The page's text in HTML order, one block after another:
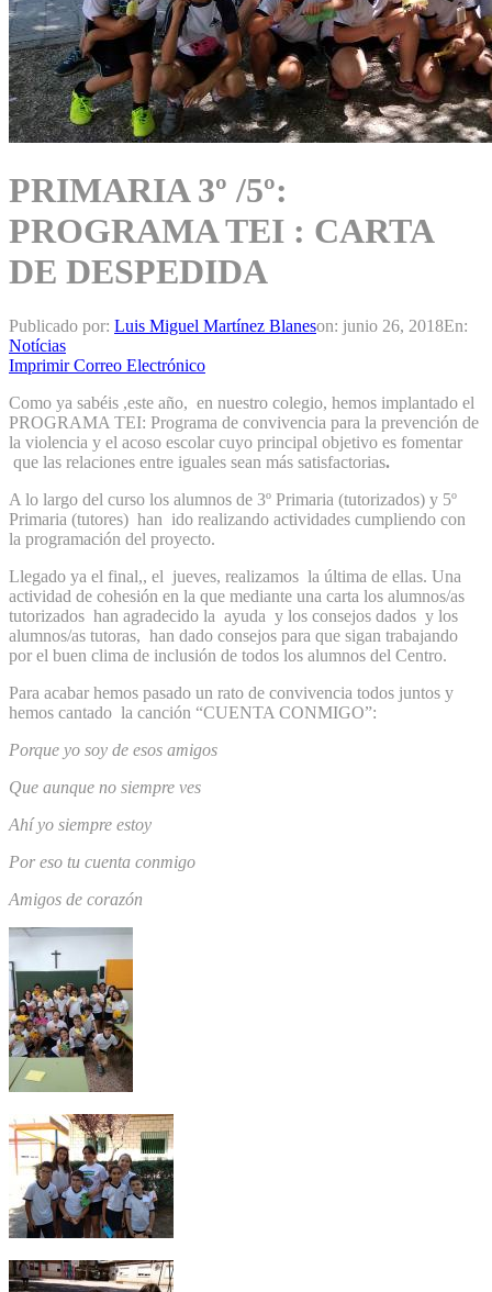
PRIMARIA 3º /5º:
PROGRAMA TEI : CARTA
DE DESPEDIDA
Publicado por: Luis Miguel Martínez Blaneson: junio 26, 2018En:
Notícias
Imprimir Correo Electrónico
Como ya sabéis ,este año, en nuestro colegio, hemos implantado el
PROGRAMA TEI: Programa de convivencia para la prevención de
la violencia y el acoso escolar cuyo principal objetivo es fomentar
que las relaciones entre iguales sean más satisfactorias.
A lo largo del curso los alumnos de 3º Primaria (tutorizados) y 5º
Primaria (tutores) han ido realizando actividades cumpliendo con
la programación del proyecto.
Llegado ya el final,, el jueves, realizamos la última de ellas. Una
actividad de cohesión en la que mediante una carta los alumnos/as
tutorizados han agradecido la ayuda y los consejos dados y los
alumnos/as tutoras, han dado consejos para que sigan trabajando
por el buen clima de inclusión de todos los alumnos del Centro.
Para acabar hemos pasado un rato de convivencia todos juntos y
hemos cantado la canción “CUENTA CONMIGO”:
Porque yo soy de esos amigos
Que aunque no siempre ves
Ahí yo siempre estoy
Por eso tu cuenta conmigo
Amigos de corazón